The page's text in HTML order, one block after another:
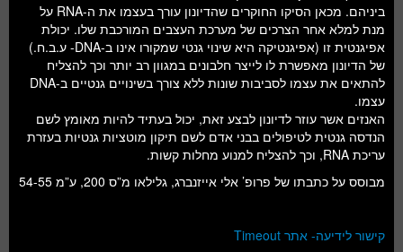
ביניהם. מכאן הסיקו החוקרים שהדיונון עורך בעצמו את ה-RNA על
מנת למלא אחר הצרכים של מערכת העצבים המורכבת שלו. יכולת
אפיגנטית זו (אפיגנטיקה היא שינוי גנטי שמקורו אינו ב-DNA- ע.ב.ח.)
של הדיונון מאפשרת לו לייצר חלבונים במגוון רב יותר וכך להצליח
להתאים את עצמו לסביבות שונות ללא צורך בשינויים גנטיים ב-DNA
עצמו.
האנזים אשר עוזר לדיונון לבצע זאת, יכול בעתיד להיות מאומץ לשם
הנדסה גנטית לטיפולים בבני אדם לשם תיקון מוטציות גנטיות בעזרת
עריכת RNA, וכך להצליח למנוע מחלות קשות.
מבוסס על כתבתו של פרופ’ אלי אייזנברג, גלילאו מ”ס 200, ע”מ 54-55
קישור לידיעה- אתר Timeout